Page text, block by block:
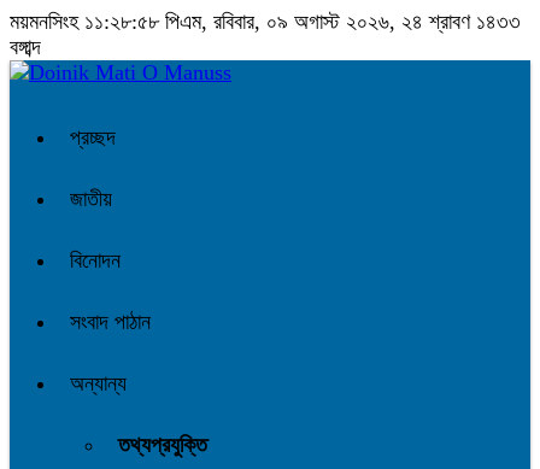
ময়মনসিংহ ১১:২৮:৫৮ পিএম, রবিবার, ০৯ অগাস্ট ২০২৬, ২৪ শ্রাবণ ১৪৩৩
বঙ্গাব্দ
প্রচ্ছদ
জাতীয়
বিনোদন
সংবাদ পাঠান
অন্যান্য
তথ্যপ্রযুক্তি